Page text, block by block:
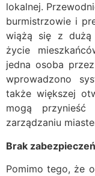
lokalnej.
burmistrzowie i
wiążą się z dużą
życie
jedna osoba
wprowadzono
także większej
mogą
zarządzaniu
Brak
Pomimo tego, że